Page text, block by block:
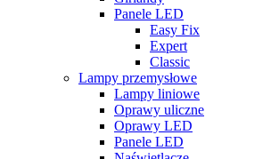
Panele LED
Easy Fix
Expert
Classic
Lampy przemysłowe
Lampy liniowe
Oprawy uliczne
Oprawy LED
Panele LED